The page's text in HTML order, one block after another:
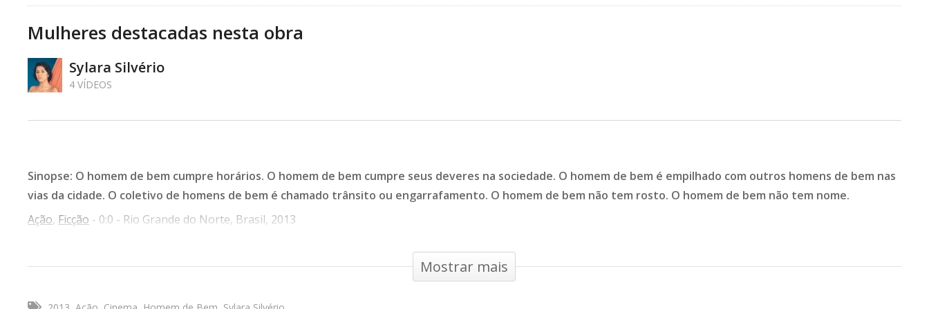
Mulheres destacadas nesta obra
Sylara Silvério
4 VÍDEOS
Sinopse: O homem de bem cumpre horários. O homem de bem cumpre seus deveres na sociedade. O homem de bem é empilhado com outros homens de bem nas
vias da cidade. O coletivo de homens de bem é chamado trânsito ou engarrafamento. O homem de bem não tem rosto. O homem de bem não tem nome.
Ação, Ficção - 0:0 - Rio Grande do Norte, Brasil, 2013
Mostrar mais